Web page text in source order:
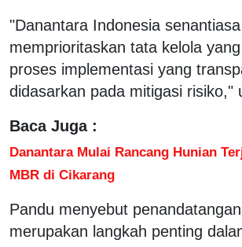
"Danantara Indonesia senantiasa
memprioritaskan tata kelola
proses implementasi yang
didasarkan pada mitigasi risiko,"
Baca Juga :
Danantara Mulai Rancang Hunian
MBR di Cikarang
Pandu menyebut
merupakan langkah penting